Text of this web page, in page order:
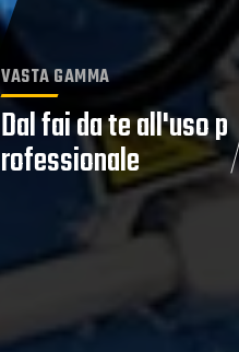
VASTA GAMMA
Dal fai da te all'uso p
rofessionale